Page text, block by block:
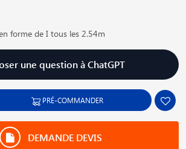
forme de I tous les 2.54m
une question à ChatGPT
PRÉ-COMMANDER
DEMANDE DEVIS